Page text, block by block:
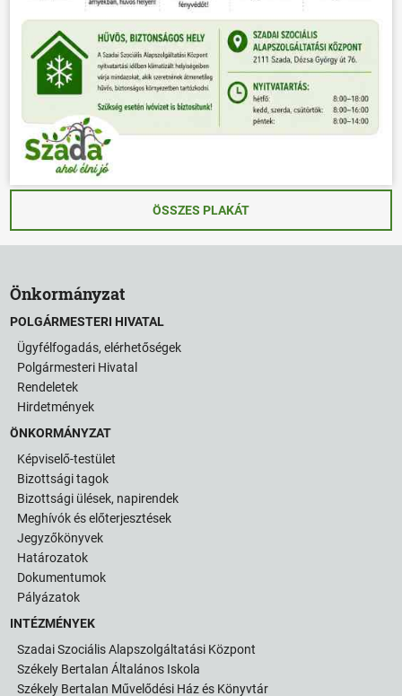
ÖSSZES PLAKÁT
Önkormányzat
POLGÁRMESTERI HIVATAL
Ügyfélfogadás, elérhetőségek
Polgármesteri Hivatal
Rendeletek
Hirdetmények
ÖNKORMÁNYZAT
Képviselő-testület
Bizottsági tagok
Bizottsági ülések, napirendek
Meghívók és előterjesztések
Jegyzőkönyvek
Határozatok
Dokumentumok
Pályázatok
INTÉZMÉNYEK
Szadai Szociális Alapszolgáltatási Központ
Székely Bertalan Általános Iskola
Székely Bertalan Művelődési Ház és Könyvtár